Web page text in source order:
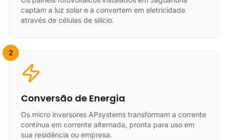
captam a luz solar e a convertem em eletricidade
através de células de silício.
2
Conversão de Energia
Os micro inversores APsystems transformam a corrente
contínua em corrente alternada, pronta para uso em
sua residência ou empresa.